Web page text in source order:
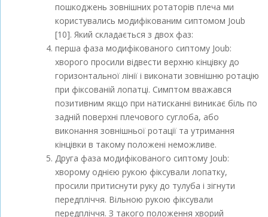
пошкоджень зовнішних ротаторів плеча ми
користувались модифікованим сиптомом Joub
[10]. Який складається з двох фаз:
перша фаза модифікованого сиптому Joub:
хворого просили відвести верхню кінцівку до
горизонтальної лінії і виконати зовнішню ротацію
при фіксованій лопатці. Симптом вважався
позитивним якщо при натисканні виникає біль по
задній поверхні плечового суглоба, або
виконання зовнішньої ротації та утримання
кінцівки в такому положені неможливе.
Друга фаза модифікованого сиптому Joub:
хворому однією рукою фіксували лопатку,
просили притиснути руку до тулуба і зігнути
передпліччя. Вільною рукою фіксували
передпліччя. З такого положення хворий